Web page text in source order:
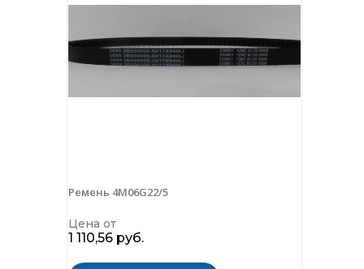
Ремень 4M06G22/5
Цена от
1 110,56 руб.